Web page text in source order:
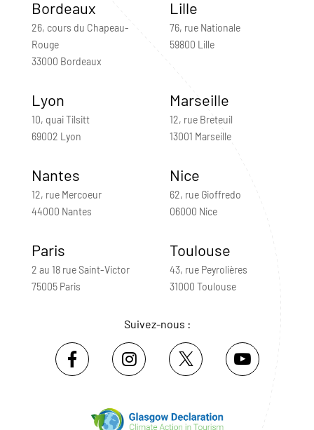
Bordeaux
26, cours du Chapeau-
Rouge
33000 Bordeaux
Lille
76, rue Nationale
59800 Lille
Lyon
10, quai Tilsitt
69002 Lyon
Marseille
12, rue Breteuil
13001 Marseille
Nantes
12, rue Mercoeur
44000 Nantes
Nice
62, rue Gioffredo
06000 Nice
Paris
2 au 18 rue Saint-Victor
75005 Paris
Toulouse
43, rue Peyrolières
31000 Toulouse
Suivez-nous :